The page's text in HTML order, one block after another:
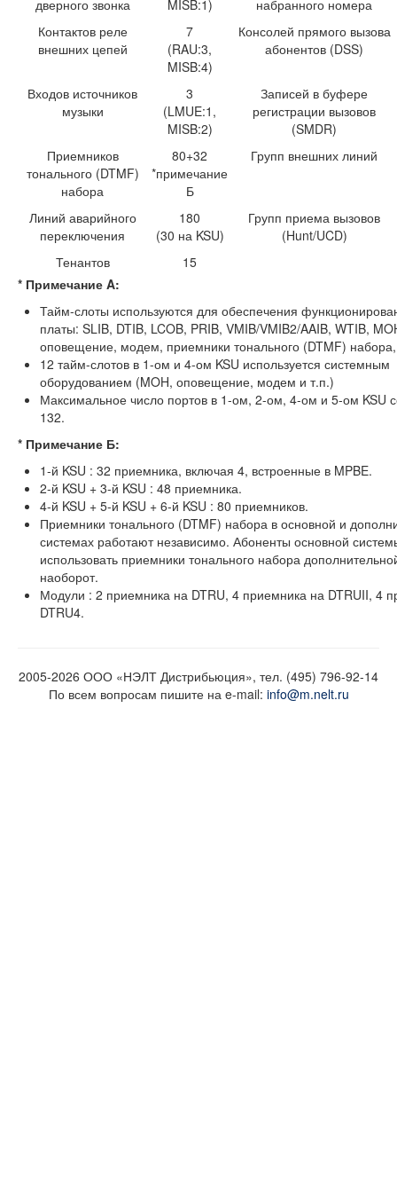
дверного звонка MISB:1)
набранного номера
Контактов реле
внешних цепей
7
(RAU:3,
MISB:4)
Консолей прямого вызова
абонентов (DSS)
Входов источников
музыки
3
(LMUE:1,
MISB:2)
Записей в буфере
регистрации вызовов
(SMDR)
Приемников
тонального (DTMF)
набора
80+32
*примечание
Б
Групп внешних линий
Линий аварийного
переключения
180
(30 на KSU)
Групп приема вызовов
(Hunt/UCD)
Тенантов
15
* Примечание A:
Тайм-слоты используются для обеспечения
платы: SLIB, DTIB, LCOB, PRIB, VMIB/VMIB2/AAIB, WTIB,
оповещение, модем, приемники тонального (DTMF)
12 тайм-слотов в 1-ом и 4-ом KSU используется системным
оборудованием (MOH, оповещение, модем и т.п.)
Максимальное число портов в 1-ом, 2-ом, 4-ом и 5-ом KSU
132.
* Примечание Б:
1-й KSU : 32 приемника, включая 4, встроенные в MPBE.
2-й KSU + 3-й KSU : 48 приемника.
4-й KSU + 5-й KSU + 6-й KSU : 80 приемников.
Приемники тонального (DTMF) набора в основной и
системах работают независимо. Абоненты основной
использовать приемники тонального набора
наоборот.
Модули : 2 приемника на DTRU, 4 приемника на DTRUII, 4
DTRU4.
2005-2026 ООО «НЭЛТ Дистрибьюция», тел. (495) 796-92-14
По всем вопросам пишите на e-mail: info@m.nelt.ru